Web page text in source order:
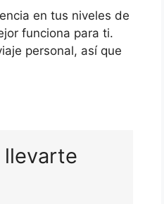
en tus niveles de
funciona para ti.
personal, así que
llevarte